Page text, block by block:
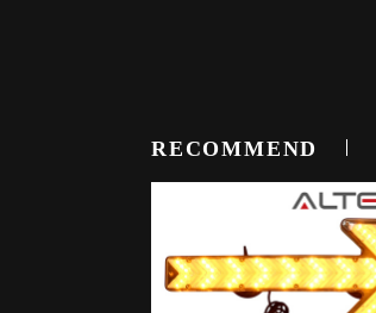
RECOMMEND